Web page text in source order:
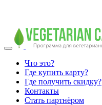
Что это?
Где купить карту?
Где получить скидку?
Контакты
Стать партнёром